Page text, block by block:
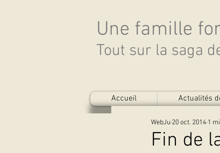
Une famille
Tout sur la saga
Accueil Actualités
Fin de
WebJu 20 oct. 2014 1